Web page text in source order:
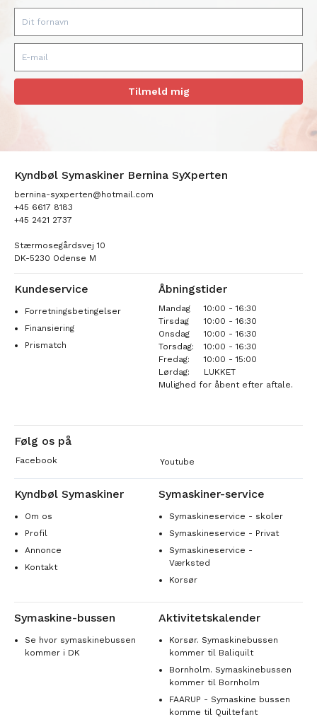
Tilmeld mig
Kyndbøl Symaskiner Bernina SyXperten
bernina-syxperten@hotmail.com
+45 6617 8183
+45 2421 2737
Stærmosegårdsvej 10
DK-5230 Odense M
Kundeservice
Forretningsbetingelser
Finansiering
Prismatch
Åbningstider
Mandag
10:00 - 16:30
Tirsdag
10:00 - 16:30
Onsdag
10:00 - 16:30
Torsdag:
10:00 - 16:30
Fredag:
10:00 - 15:00
Lørdag:
LUKKET
Mulighed for åbent efter aftale.
Følg os på
Facebook Youtube
Kyndbøl Symaskiner
Om os
Profil
Annonce
Kontakt
Symaskiner-service
Symaskineservice - skoler
Symaskineservice - Privat
Symaskineservice -
Værksted
Korsør
Symaskine-bussen
Se hvor symaskinebussen
kommer i DK
Aktivitetskalender
Korsør. Symaskinebussen
kommer til Baliquilt
Bornholm. Symaskinebussen
kommer til Bornholm
FAARUP - Symaskine bussen
komme til Quiltefant